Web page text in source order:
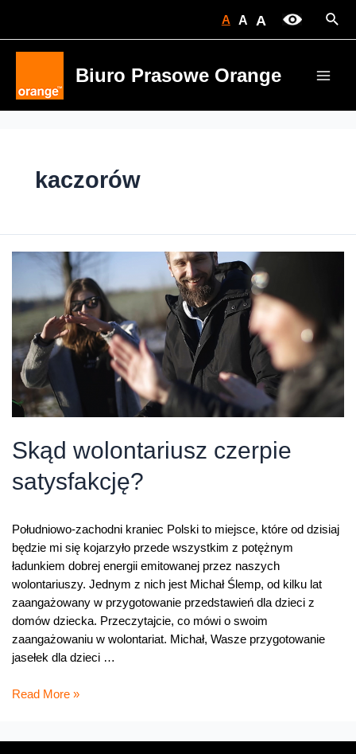
A A A
Biuro Prasowe Orange
kaczorów
Skąd wolontariusz czerpie
satysfakcję?
Południowo-zachodni kraniec Polski to miejsce, które od dzisiaj
będzie mi się kojarzyło przede wszystkim z potężnym
ładunkiem dobrej energii emitowanej przez naszych
wolontariuszy. Jednym z nich jest Michał Ślemp, od kilku lat
zaangażowany w przygotowanie przedstawień dla dzieci z
domów dziecka. Przeczytajcie, co mówi o swoim
zaangażowaniu w wolontariat. Michał, Wasze przygotowanie
jasełek dla dzieci …
Skąd
Read More »